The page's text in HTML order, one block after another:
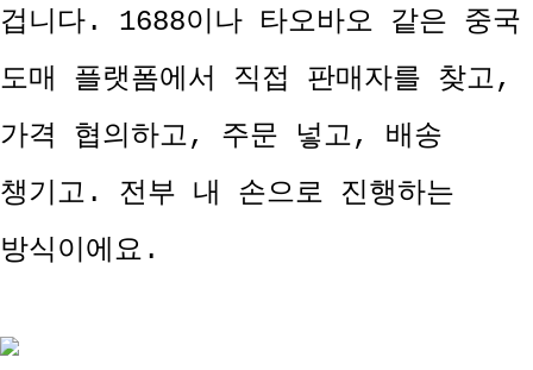
겁니다. 1688이나 타오바오 같은 중국
도매 플랫폼에서 직접 판매자를 찾고,
가격 협의하고, 주문 넣고, 배송
챙기고. 전부 내 손으로 진행하는
방식이에요.